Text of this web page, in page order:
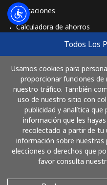
Todos Los
Usamos cookies para
proporcionar funciones de
nuestro tráfico. También
uso de nuestro sitio con
publicidad y analítica
información que les
recolectado a partir de tu
información sobre nuestras
elecciones o derechos que
favor consulta
Aplicaciones
Calculadora de ahorros
Cómo funciona